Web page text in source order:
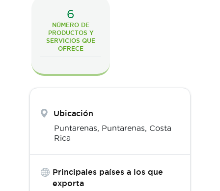
6
NÚMERO DE
PRODUCTOS Y
SERVICIOS QUE
OFRECE
Ubicación
Puntarenas, Puntarenas, Costa
Rica
Principales países a los que
exporta